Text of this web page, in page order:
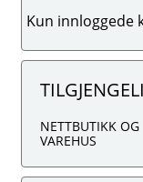
Kun innloggede
NETTBUTIKK OG
VAREHUS